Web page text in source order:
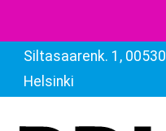
Siltasaarenk. 1, 00530
Helsinki